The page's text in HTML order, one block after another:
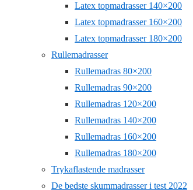
Latex topmadrasser 140×200
Latex topmadrasser 160×200
Latex topmadrasser 180×200
Rullemadrasser
Rullemadras 80×200
Rullemadras 90×200
Rullemadras 120×200
Rullemadras 140×200
Rullemadras 160×200
Rullemadras 180×200
Trykaflastende madrasser
De bedste skummadrasser i test 2022